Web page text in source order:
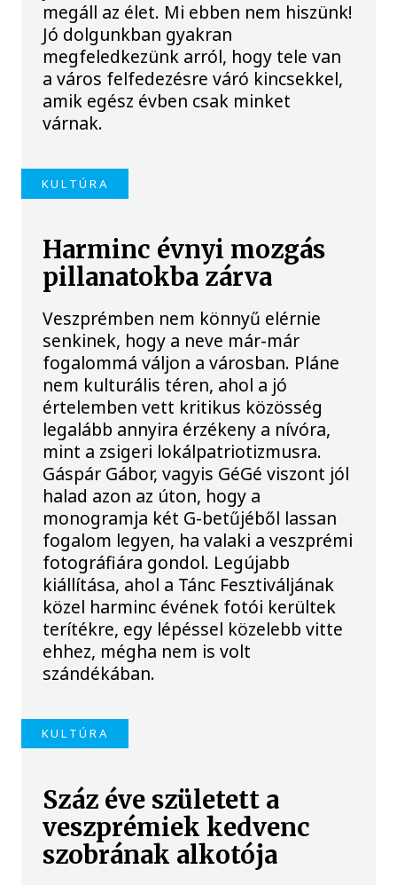
megáll az élet. Mi ebben nem hiszünk!
Jó dolgunkban gyakran
megfeledkezünk arról, hogy tele van
a város felfedezésre váró kincsekkel,
amik egész évben csak minket
várnak.
KULTÚRA
Harminc évnyi mozgás
pillanatokba zárva
Veszprémben nem könnyű elérnie
senkinek, hogy a neve már-már
fogalommá váljon a városban. Pláne
nem kulturális téren, ahol a jó
értelemben vett kritikus közösség
legalább annyira érzékeny a nívóra,
mint a zsigeri lokálpatriotizmusra.
Gáspár Gábor, vagyis GéGé viszont jól
halad azon az úton, hogy a
monogramja két G-betűjéből lassan
fogalom legyen, ha valaki a veszprémi
fotográfiára gondol. Legújabb
kiállítása, ahol a Tánc Fesztiváljának
közel harminc évének fotói kerültek
terítékre, egy lépéssel közelebb vitte
ehhez, mégha nem is volt
szándékában.
KULTÚRA
Száz éve született a
veszprémiek kedvenc
szobrának alkotója